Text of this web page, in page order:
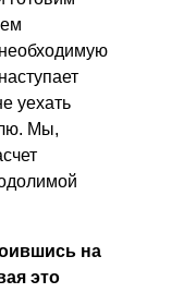
уехать
Мы,
на
это